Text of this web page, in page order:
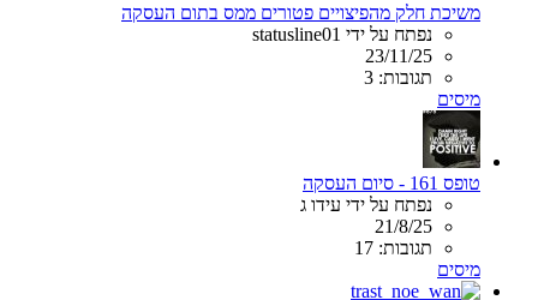
משיכת חלק מהפיצויים פטורים ממס בתום העסקה
נפתח על ידי statusline01
23/11/25
תגובות: 3
מיסים
טופס 161 - סיום העסקה
נפתח על ידי עידו ג
21/8/25
תגובות: 17
מיסים